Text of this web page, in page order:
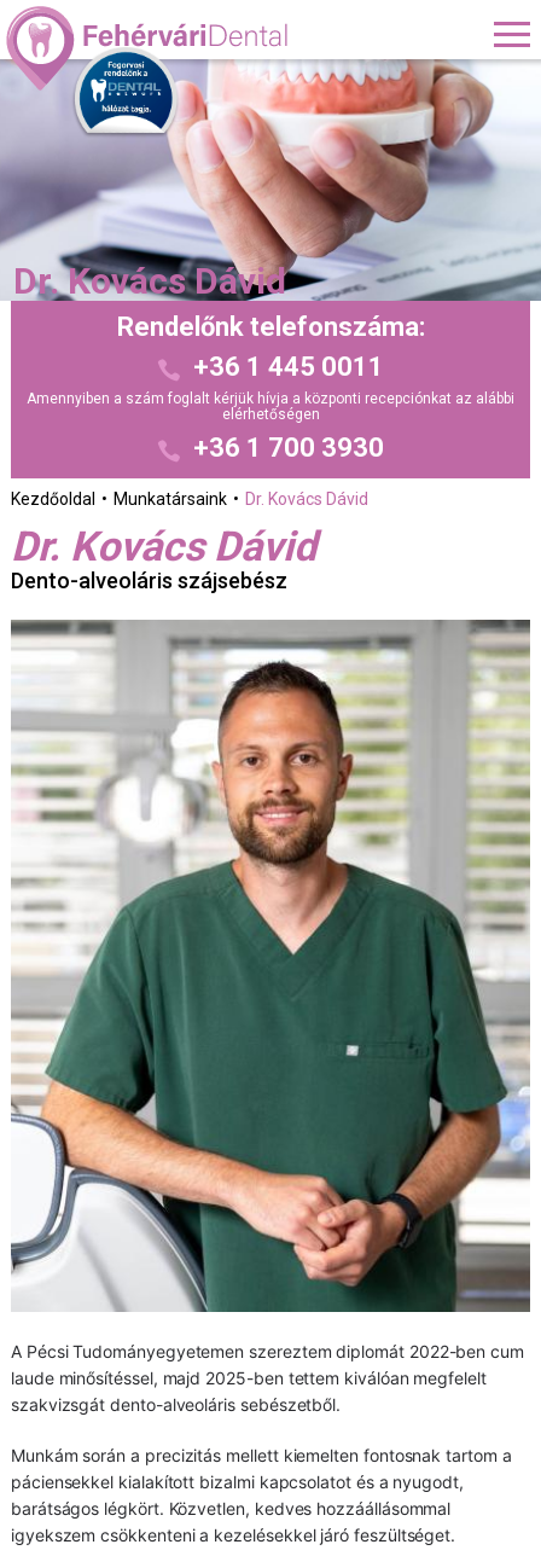
Dr. Kovács Dávid
Rendelőnk telefonszáma:
+36 1 445 0011
Amennyiben a szám foglalt kérjük hívja a központi recepciónkat az alábbi
elérhetőségen
+36 1 700 3930
Kezdőoldal Munkatársaink Dr. Kovács Dávid
Dr. Kovács Dávid
Dento-alveoláris szájsebész
A Pécsi Tudományegyetemen szereztem diplomát 2022-ben cum
laude minősítéssel, majd 2025-ben tettem kiválóan megfelelt
szakvizsgát dento-alveoláris sebészetből.
Munkám során a precizitás mellett kiemelten fontosnak tartom a
páciensekkel kialakított bizalmi kapcsolatot és a nyugodt,
barátságos légkört. Közvetlen, kedves hozzáállásommal
igyekszem csökkenteni a kezelésekkel járó feszültséget.